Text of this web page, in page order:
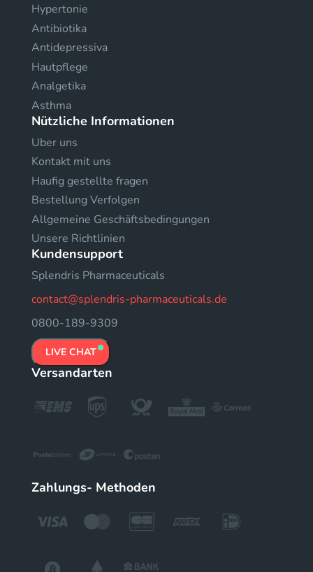
Hypertonie
Antibiotika
Antidepressiva
Hautpflege
Analgetika
Asthma
Nützliche Informationen
Uber uns
Kontakt mit uns
Haufig gestellte fragen
Bestellung Verfolgen
Allgemeine Geschäftsbedingungen
Unsere Richtlinien
Kundensupport
Splendris Pharmaceuticals
contact@splendris-pharmaceuticals.de
0800-189-9309
LIVE CHAT
Versandarten
Zahlungs- Methoden